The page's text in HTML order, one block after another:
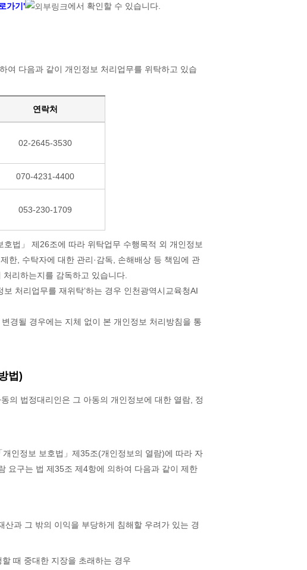
가기' 에서 확인할 수 있습니다.
다음과 같이 개인정보 처리업무를 위탁하고 있습
연락처
02-2645-3530
070-4231-4400
053-230-1709
법」 제26조에 따라 위탁업무 수행목적 외 개인정보
한, 수탁자에 대한 관리·감독, 손해배상 등 책임에 관
리하는지를 감독하고 있습니다.
처리업무를 재위탁’하는 경우 인천광역시교육청AI
경될 경우에는 지체 없이 본 개인정보 처리방침을 통
법)
의 법정대리인은 그 아동의 개인정보에 대한 열람, 정
인정보 보호법」제35조(개인정보의 열람)에 따라 자
요구는 법 제35조 제4항에 의하여 다음과 같이 제한
과 그 밖의 이익을 부당하게 침해할 우려가 있는 경
때 중대한 지장을 초래하는 경우